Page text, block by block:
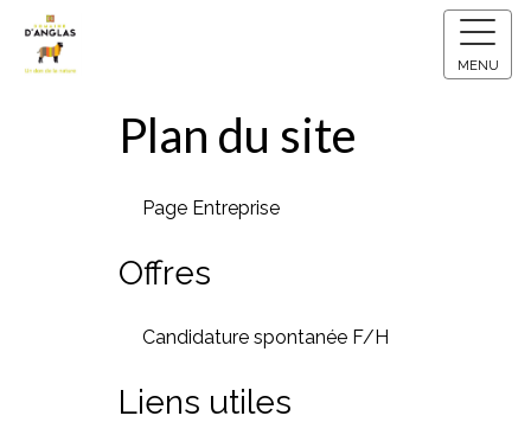
MENU
Plan du site
Page Entreprise
Offres
Candidature spontanée F/H
Liens utiles